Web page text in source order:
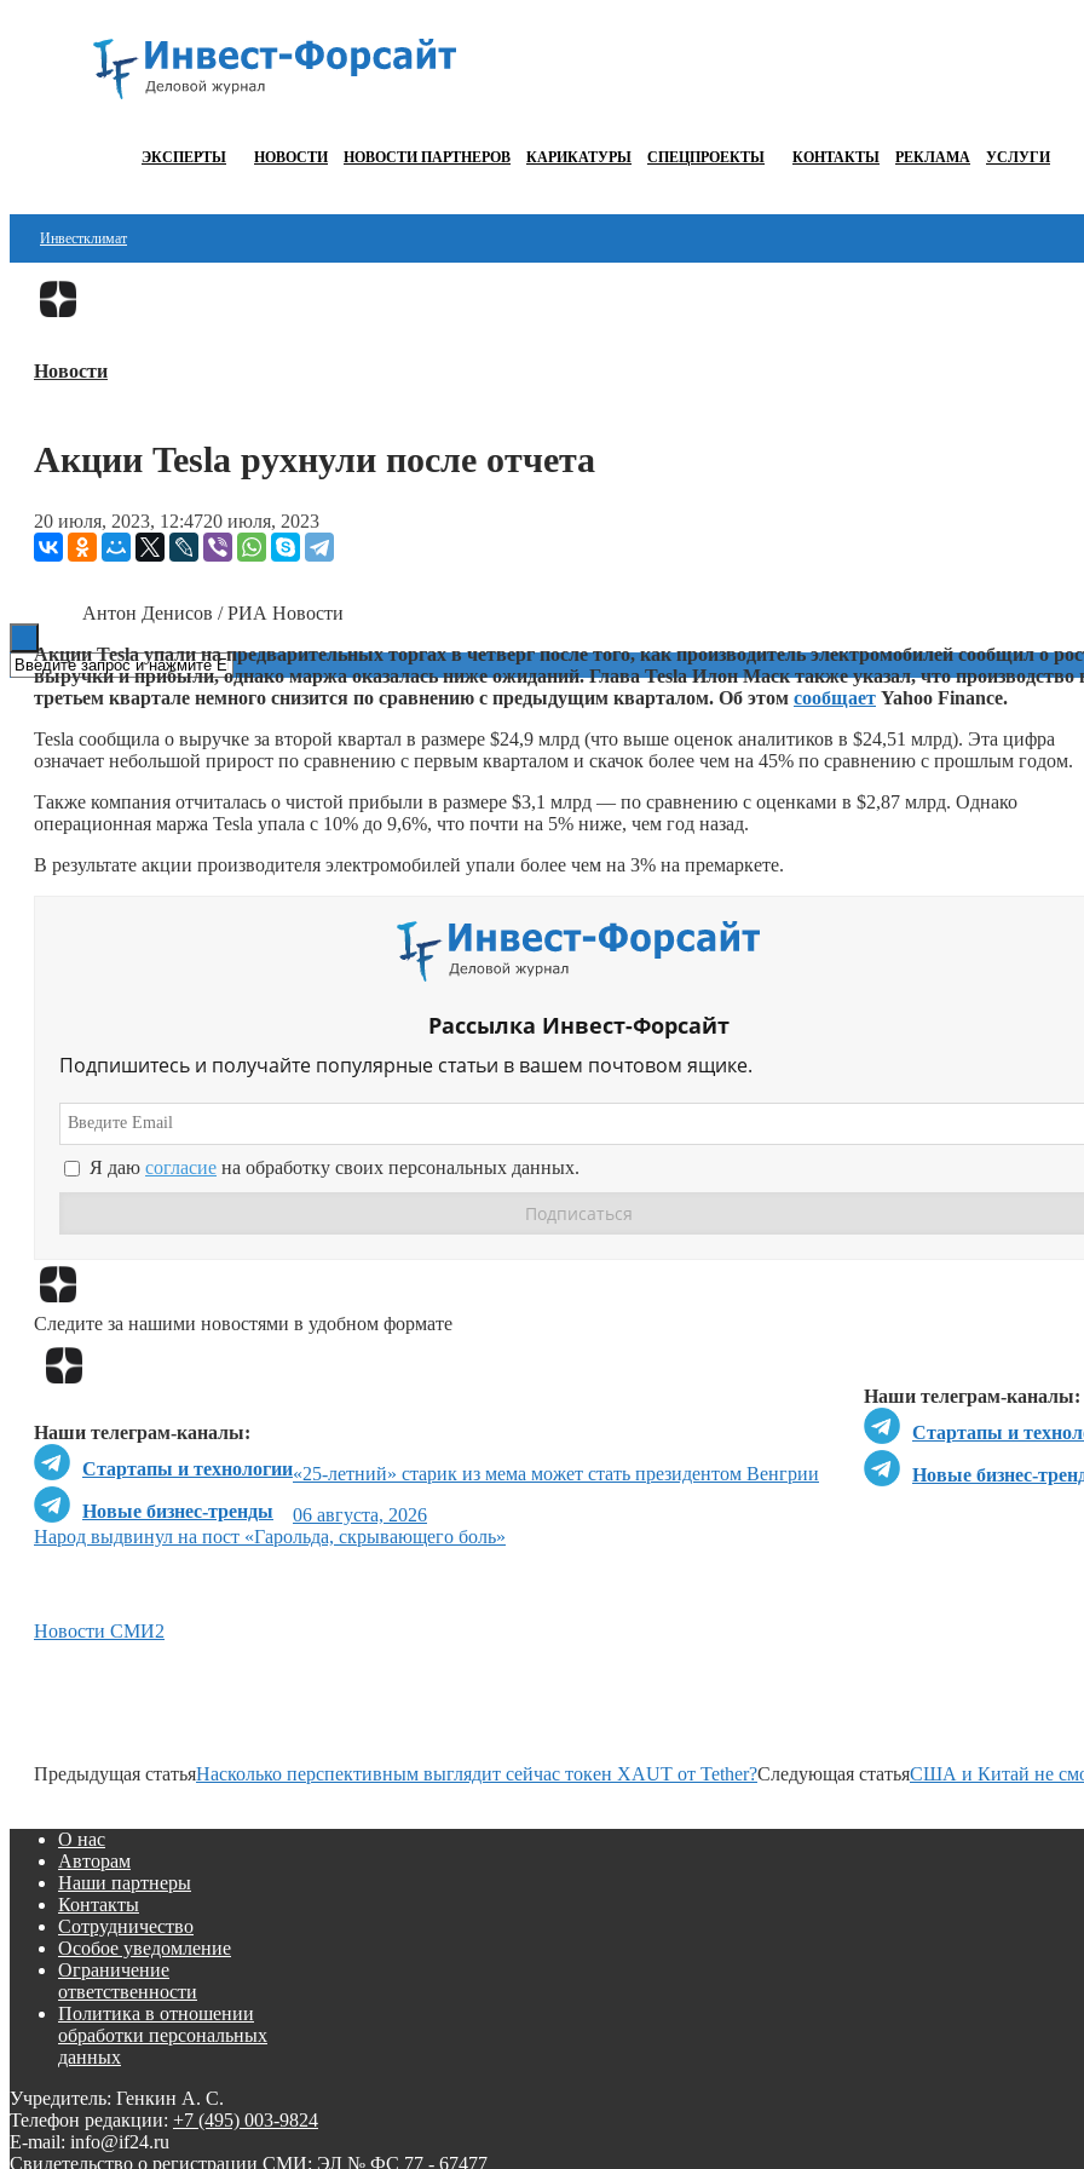
ЭКСПЕРТЫ НОВОСТИ НОВОСТИ ПАРТНЕРОВ КАРИКАТУРЫ СПЕЦПРОЕКТЫ КОНТАКТЫ РЕКЛАМА УСЛУГИ
Инвестклимат
Финансы
Блокчейн
Технологии
ESG
Новости
Акции Tesla рухнули после отчета
20 июля, 2023, 12:4720 июля, 2023
Антон Денисов / РИА Новости
Акции Tesla упали на предварительных торгах в четверг после того, как производитель электромобилей сообщил о
выручки и прибыли, однако маржа оказалась ниже ожиданий. Глава Tesla Илон Маск также указал, что производство
третьем квартале немного снизится по сравнению с предыдущим кварталом. Об этом сообщает Yahoo Finance.
Tesla сообщила о выручке за второй квартал в размере $24,9 млрд (что выше оценок аналитиков в $24,51 млрд). Эта цифра
означает небольшой прирост по сравнению с первым кварталом и скачок более чем на 45% по сравнению с прошлым годом.
Также компания отчиталась о чистой прибыли в размере $3,1 млрд — по сравнению с оценками в $2,87 млрд. Однако
операционная маржа Tesla упала с 10% до 9,6%, что почти на 5% ниже, чем год назад.
В результате акции производителя электромобилей упали более чем на 3% на премаркете.
Рассылка Инвест-Форсайт
Подпишитесь и получайте популярные статьи в вашем почтовом ящике.
Я даю согласие на обработку своих персональных данных.
Следите за нашими новостями в удобном формате
Наши телеграм-каналы:
Стартапы и
Новые бизнес-
Наши телеграм-каналы:
Стартапы и технологии
Новые бизнес-тренды
«25-летний» старик из мема может стать президентом Венгрии
06 августа, 2026
Народ выдвинул на пост «Гарольда, скрывающего боль»
Новости СМИ2
Предыдущая статьяНасколько перспективным выглядит сейчас токен XAUT от Tether?Следующая статьяСША и Китай не
О нас
Авторам
Наши партнеры
Контакты
Сотрудничество
Особое уведомление
Ограничение
ответственности
Политика в отношении
обработки персональных
данных
Учредитель: Генкин А. С.
Телефон редакции: +7 (495) 003-9824
E-mail: info@if24.ru
Свидетельство о регистрации СМИ: ЭЛ № ФС 77 - 67477